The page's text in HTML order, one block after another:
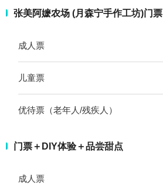
张美阿嬷农场 (月森宁手作工坊)门票
成人票
儿童票
优待票（老年人/残疾人）
门票＋DIY体验＋品尝甜点
成人票